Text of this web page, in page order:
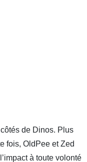
de Dinos. Plus
fois, OldPee et Zed
à toute volonté